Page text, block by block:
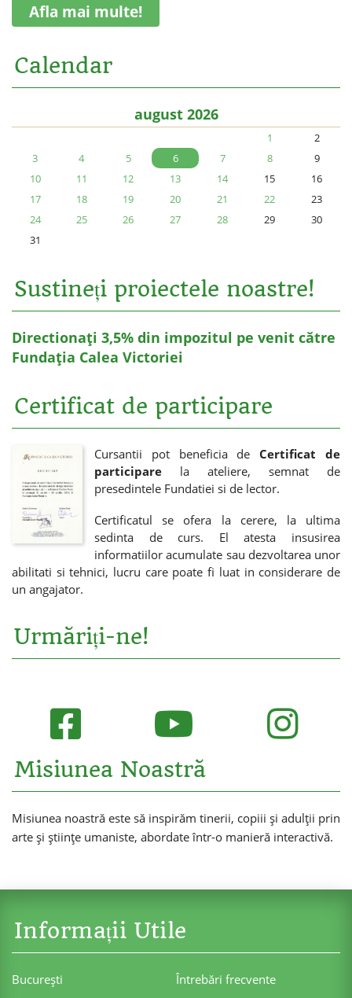
Afla mai multe!
Calendar
august 2026
1
2
3
4 5 6 7 8
9
10
11 12 13 14 15
16
17
18 19 20 21 22
23
24
25 26 27 28 29
30
31
Sustineți proiectele noastre!
Directionați 3,5% din impozitul pe venit către
Fundația Calea Victoriei
Certificat de participare
Cursantii pot beneficia de Certificat de
participare la ateliere, semnat de
presedintele Fundatiei si de lector.
Certificatul se ofera la cerere, la ultima
sedinta de curs. El atesta insusirea
informatiilor acumulate sau dezvoltarea unor
abilitati si tehnici, lucru care poate fi luat in considerare de
un angajator.
Urmăriți-ne!
Misiunea Noastră
Misiunea noastră este să inspirăm tinerii, copiii și adulții prin
arte și științe umaniste, abordate într-o manieră interactivă.
Informații Utile
Bucureşti Întrebări frecvente